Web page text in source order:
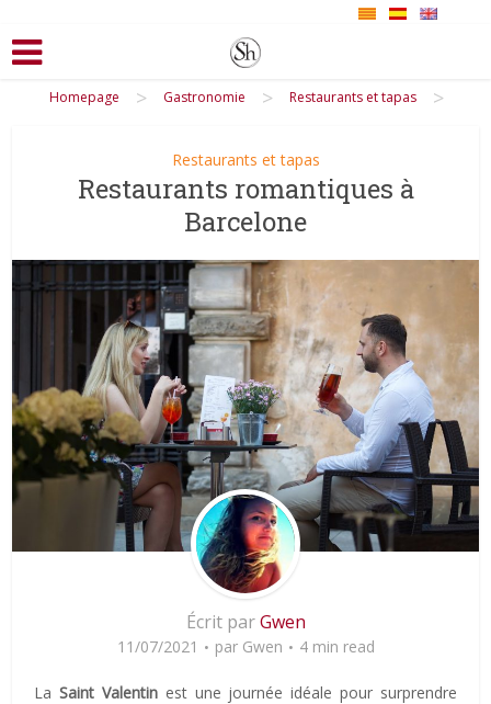
Homepage > Gastronomie > Restaurants et tapas >
Restaurants et tapas
Restaurants romantiques à
Barcelone
Écrit parGwen
11/07/2021 par Gwen 4 min read
LaSaint Valentinest une journée idéale pour surprendre